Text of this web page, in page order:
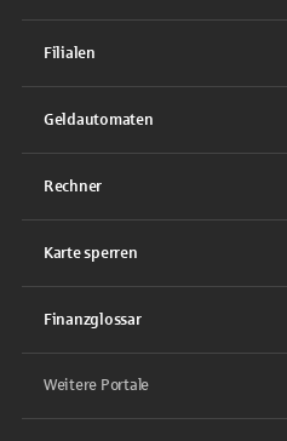
Filialen
Geldautomaten
Rechner
Karte sperren
Finanzglossar
Weitere Portale